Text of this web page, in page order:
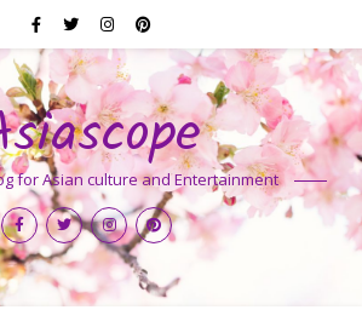
for Asian culture and Entertainment